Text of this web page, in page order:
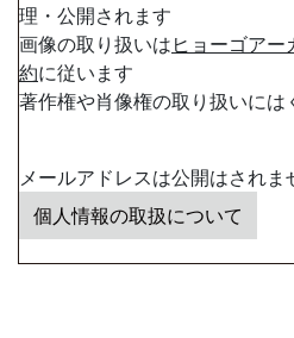
理・公開されます
画像の取り扱いは ヒョーゴア
約に従います
著作権や肖像権の取り扱いに
メールアドレスは公開はされま
個人情報の取扱について